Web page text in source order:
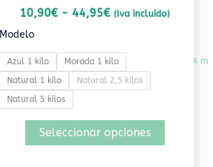
10,90€ - 44,95€ (Iva incluido)
Modelo
Azul 1 kilo
Morada 1 kilo
Natural 1 kilo
Natural 2,5 kilos
Natural 5 kilos
4 más
Seleccionar opciones
producto